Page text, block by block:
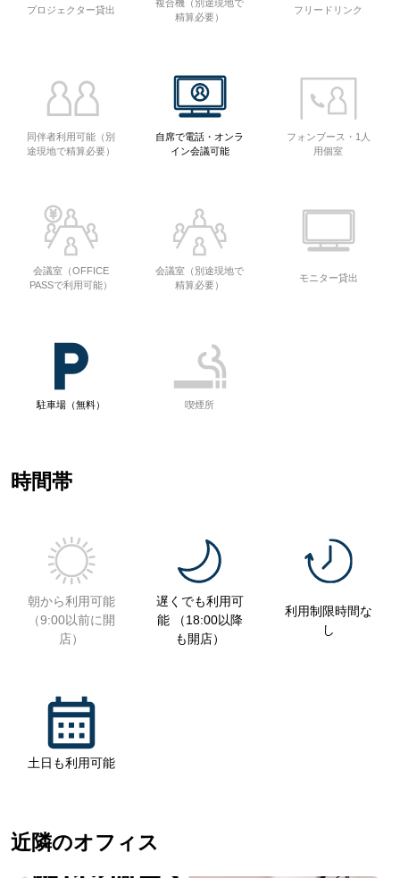
プロジェクター貸出
複合機（別途現地で
精算必要）
フリードリンク
同伴者利用可能（別
途現地で精算必要）
自席で電話・オンラ
イン会議可能
フォンブース・1人
用個室
会議室（OFFICE
PASSで利用可能）
会議室（別途現地で
精算必要）
モニター貸出
駐車場（無料） 喫煙所
時間帯
朝から利用可能
（9:00以前に開
店）
遅くでも利用可
能 （18:00以降
も開店）
利用制限時間な
し
土日も利用可能
近隣のオフィス